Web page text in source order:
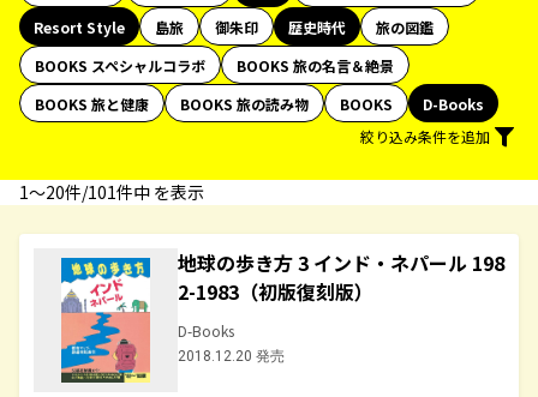
Resort Style
島旅 御朱印 歴史時代
旅の図鑑
BOOKS スペシャルコラボ
BOOKS 旅の名言＆絶景
BOOKS 旅と健康
BOOKS 旅の読み物 BOOKS
D-Books
絞り込み条件を追加
1〜20件/101件中 を表示
地球の歩き方 3 インド・ネパール 198
2-1983（初版復刻版）
D-Books
2018.12.20 発売